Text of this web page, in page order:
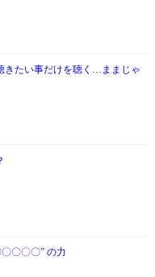
きたい事だけを聴く…ままじゃ
〇〇〇” の力